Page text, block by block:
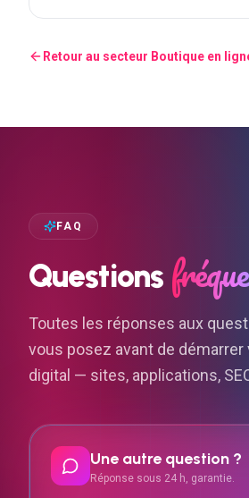
Retour au secteur Boutique en
FAQ
Questions
Toutes les réponses aux
vous posez avant de
digital — sites, applications,
Une autre question ?
Réponse sous 24 h, garantie.